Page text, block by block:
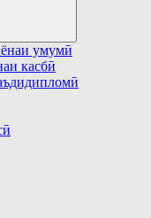
умумӣ
касбӣ